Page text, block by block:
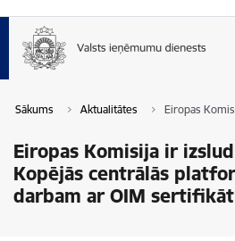
Sākums Aktualitātes Eiropas
Eiropas Komisija ir
Kopējās centrālās
darbam ar OIM